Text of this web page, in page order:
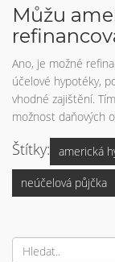
Můžu
Ano, je možné
účelové hypotéky,
vhodné zajištění.
možnost daňových
Štítky: americká
neúčelová půjčka